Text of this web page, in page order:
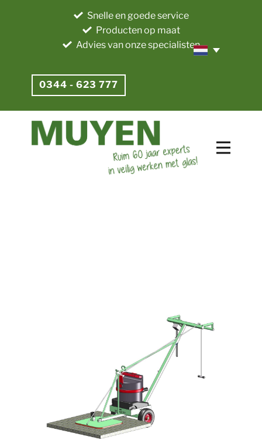
0344 - 623 777
Snelle en goede service
Producten op maat
Advies van onze specialisten